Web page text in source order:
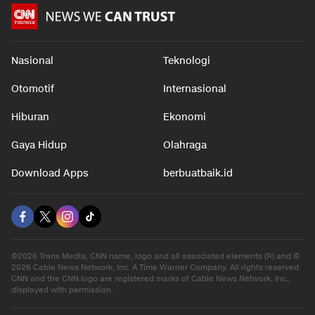
Nasional Teknologi
Otomotif Internasional
Hiburan Ekonomi
Gaya Hidup Olahraga
Download Apps berbuatbaik.id
©2026 Trans Media, CNN name, logo and all associated elements (R) and ©
2026 Cable News Network, Inc. A Time Warner Company. All rights reserved.
CNN and the CNN logo are registered marks of Cable News Network, Inc.,
displayed with permission.